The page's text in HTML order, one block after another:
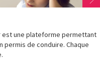
une plateforme permettant
permis de conduire. Chaque